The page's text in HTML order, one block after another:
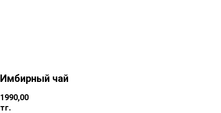
Имбирный чай
1990,00
тг.